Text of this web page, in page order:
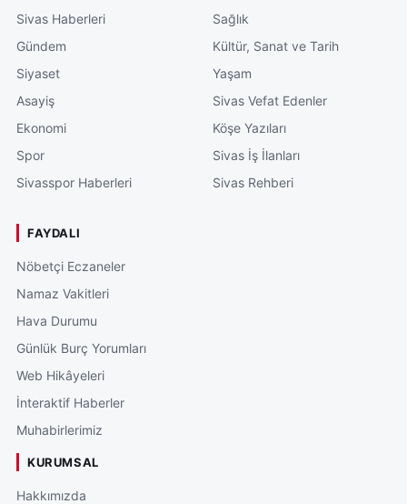
Sivas Haberleri
Gündem
Siyaset
Asayiş
Ekonomi
Spor
Sivasspor Haberleri
Sağlık
Kültür, Sanat ve Tarih
Yaşam
Sivas Vefat Edenler
Köşe Yazıları
Sivas İş İlanları
Sivas Rehberi
FAYDALI
Nöbetçi Eczaneler
Namaz Vakitleri
Hava Durumu
Günlük Burç Yorumları
Web Hikâyeleri
İnteraktif Haberler
Muhabirlerimiz
KURUMSAL
Hakkımızda